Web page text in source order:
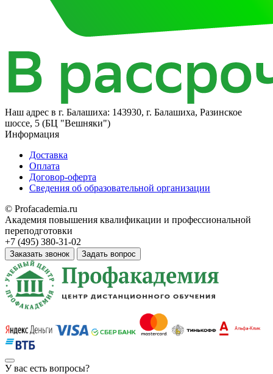
Наш адрес в г. Балашиха: 143930, г. Балашиха, Разинское
шоссе, 5 (БЦ "Вешняки")
Информация
Доставка
Оплата
Договор-оферта
Сведения об образовательной организации
© Profacademia.ru
Академия повышения квалификации и профессиональной
переподготовки
+7 (495) 380-31-02
Заказать звонок Задать вопрос
У вас есть вопросы?